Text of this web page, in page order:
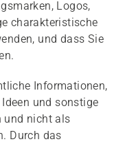
Logos,
charakteristische
und dass Sie
Informationen,
und sonstige
und nicht als
Durch das